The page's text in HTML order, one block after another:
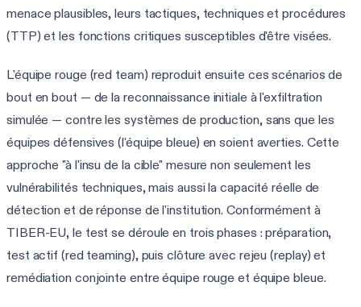
menace plausibles, leurs tactiques, techniques et procédures
(TTP) et les fonctions critiques susceptibles d'être visées.
L'équipe rouge (red team) reproduit ensuite ces scénarios de
bout en bout — de la reconnaissance initiale à l'exfiltration
simulée — contre les systèmes de production, sans que les
équipes défensives (l'équipe bleue) en soient averties. Cette
approche "à l'insu de la cible" mesure non seulement les
vulnérabilités techniques, mais aussi la capacité réelle de
détection et de réponse de l'institution. Conformément à
TIBER-EU, le test se déroule en trois phases : préparation,
test actif (red teaming), puis clôture avec rejeu (replay) et
remédiation conjointe entre équipe rouge et équipe bleue.